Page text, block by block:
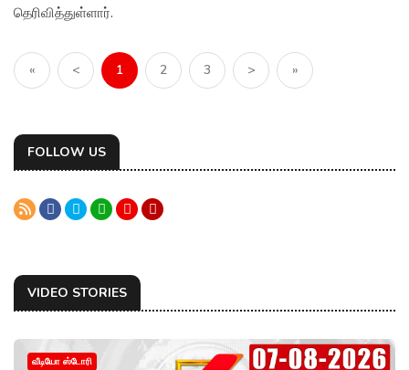
தெரிவித்துள்ளார்.
« < 1 2 3 > »
FOLLOW US
VIDEO STORIES
வீடியோ ஸ்டோரி